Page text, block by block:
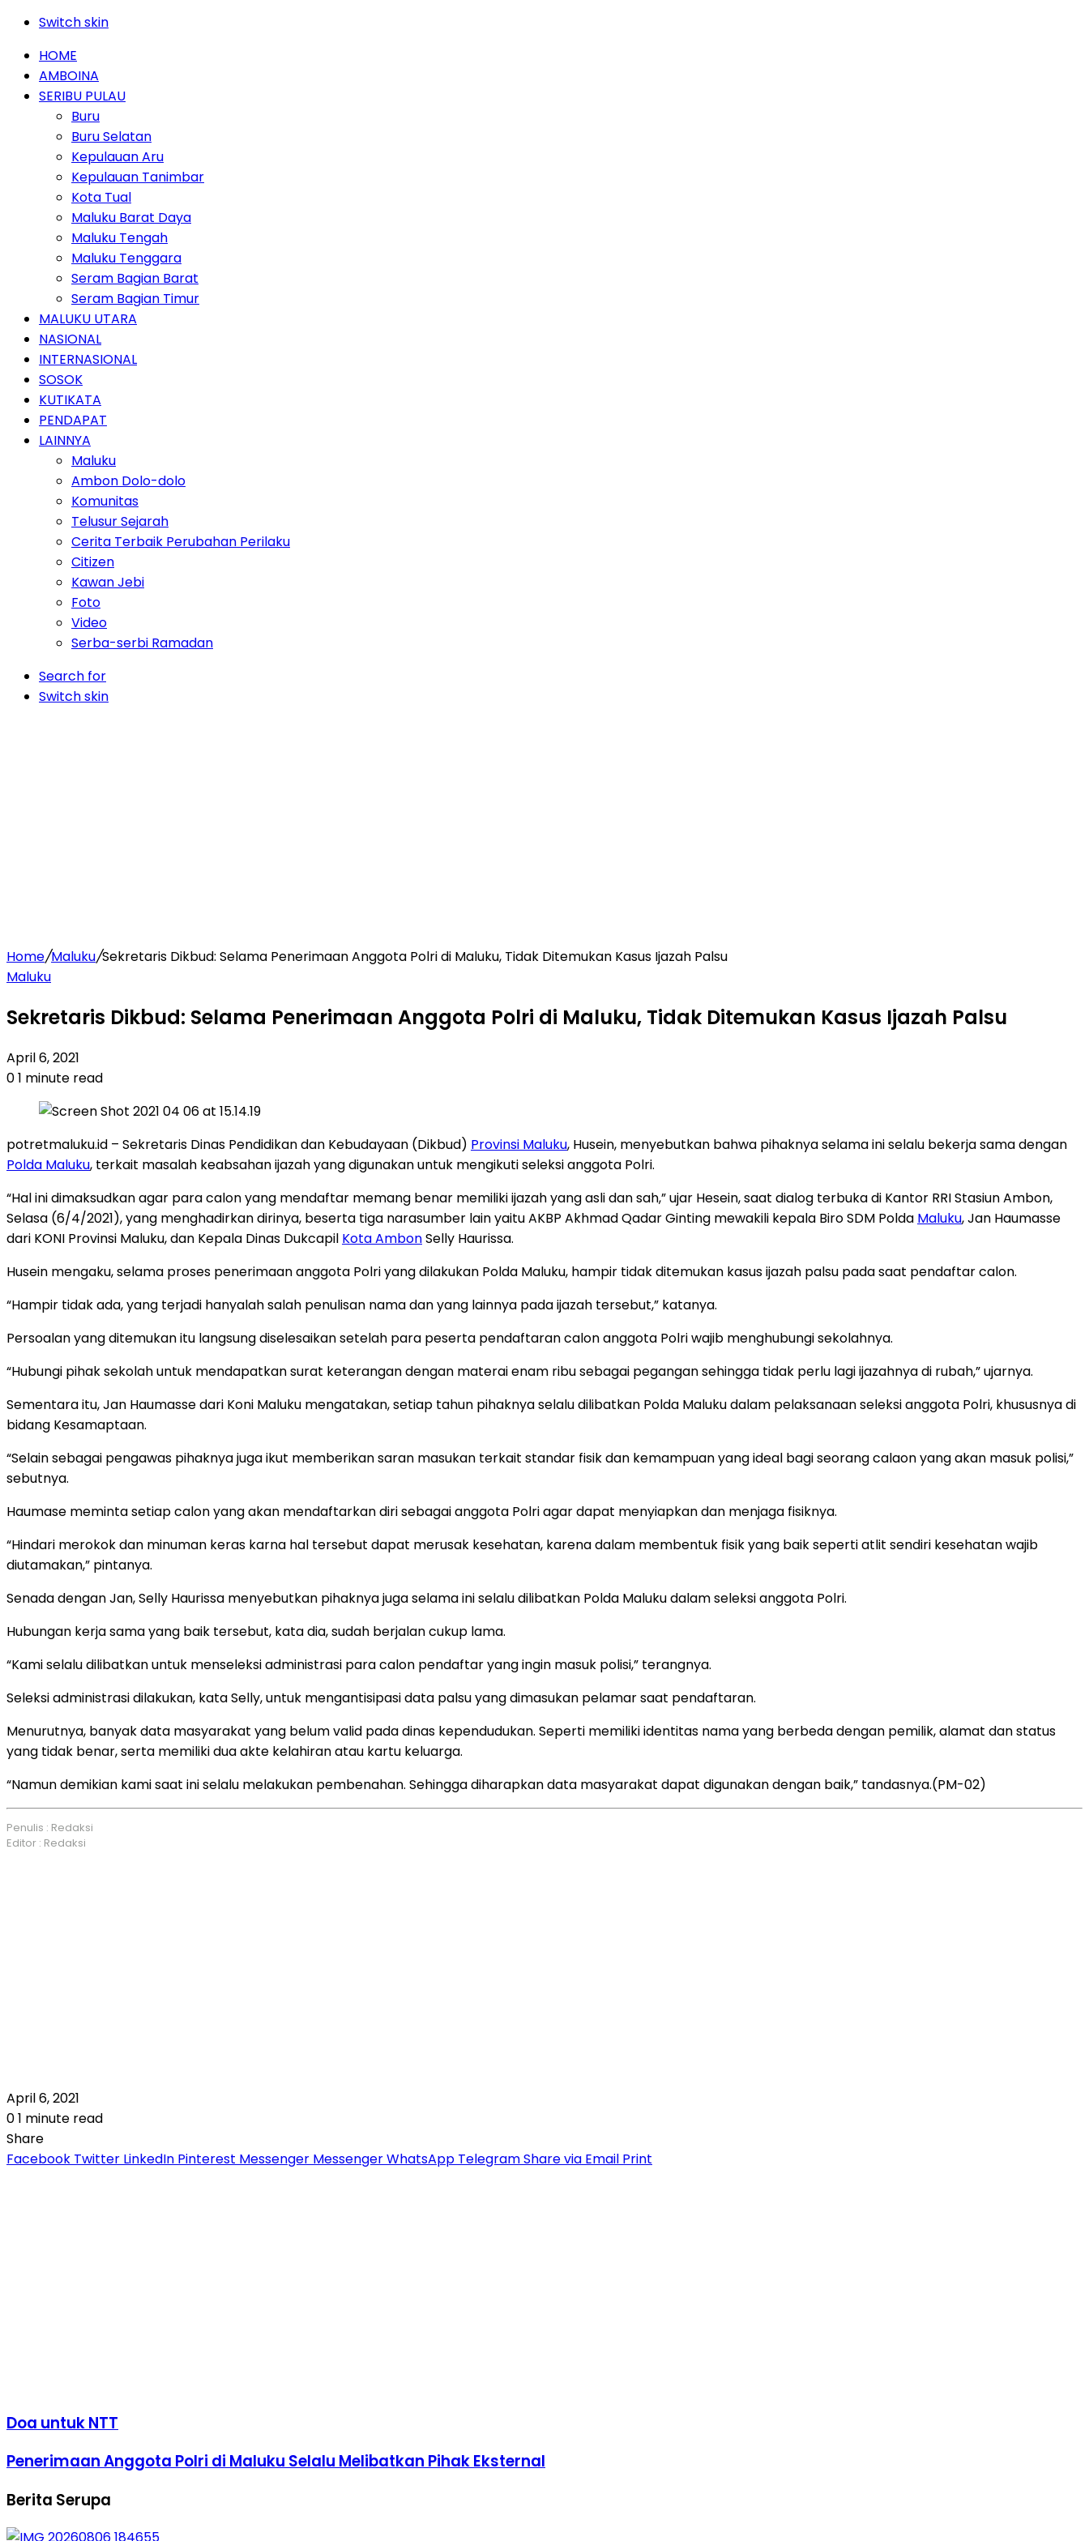
Switch skin
HOME
AMBOINA
SERIBU PULAU
Buru
Buru Selatan
Kepulauan Aru
Kepulauan Tanimbar
Kota Tual
Maluku Barat Daya
Maluku Tengah
Maluku Tenggara
Seram Bagian Barat
Seram Bagian Timur
MALUKU UTARA
NASIONAL
INTERNASIONAL
SOSOK
KUTIKATA
PENDAPAT
LAINNYA
Maluku
Ambon Dolo-dolo
Komunitas
Telusur Sejarah
Cerita Terbaik Perubahan Perilaku
Citizen
Kawan Jebi
Foto
Video
Serba-serbi Ramadan
Search for
Switch skin
Home/Maluku/Sekretaris Dikbud: Selama Penerimaan Anggota Polri di Maluku, Tidak Ditemukan Kasus Ijazah Palsu
Maluku
Sekretaris Dikbud: Selama Penerimaan Anggota Polri di Maluku, Tidak Ditemukan Kasus Ijazah Palsu
April 6, 2021
01 minute read
potretmaluku.id – Sekretaris Dinas Pendidikan dan Kebudayaan (Dikbud) Provinsi Maluku, Husein, menyebutkan bahwa pihaknya selama ini selalu bekerja sama dengan
Polda Maluku, terkait masalah keabsahan ijazah yang digunakan untuk mengikuti seleksi anggota Polri.
“Hal ini dimaksudkan agar para calon yang mendaftar memang benar memiliki ijazah yang asli dan sah,” ujar Hesein, saat dialog terbuka di Kantor RRI Stasiun Ambon,
Selasa (6/4/2021), yang menghadirkan dirinya, beserta tiga narasumber lain yaitu AKBP Akhmad Qadar Ginting mewakili kepala Biro SDM Polda Maluku, Jan Haumasse
dari KONI Provinsi Maluku, dan Kepala Dinas Dukcapil Kota AmbonSelly Haurissa.
Husein mengaku, selama proses penerimaan anggota Polri yang dilakukan Polda Maluku, hampir tidak ditemukan kasus ijazah palsu pada saat pendaftar calon.
“Hampir tidak ada, yang terjadi hanyalah salah penulisan nama dan yang lainnya pada ijazah tersebut,” katanya.
Persoalan yang ditemukan itu langsung diselesaikan setelah para peserta pendaftaran calon anggota Polri wajib menghubungi sekolahnya.
“Hubungi pihak sekolah untuk mendapatkan surat keterangan dengan materai enam ribu sebagai pegangan sehingga tidak perlu lagi ijazahnya di rubah,” ujarnya.
Sementara itu, Jan Haumasse dari Koni Maluku mengatakan, setiap tahun pihaknya selalu dilibatkan Polda Maluku dalam pelaksanaan seleksi anggota Polri, khususnya di
bidang Kesamaptaan.
“Selain sebagai pengawas pihaknya juga ikut memberikan saran masukan terkait standar fisik dan kemampuan yang ideal bagi seorang calaon yang akan masuk polisi,”
sebutnya.
Haumase meminta setiap calon yang akan mendaftarkan diri sebagai anggota Polri agar dapat menyiapkan dan menjaga fisiknya.
“Hindari merokok dan minuman keras karna hal tersebut dapat merusak kesehatan, karena dalam membentuk fisik yang baik seperti atlit sendiri kesehatan wajib
diutamakan,” pintanya.
Senada dengan Jan, Selly Haurissa menyebutkan pihaknya juga selama ini selalu dilibatkan Polda Maluku dalam seleksi anggota Polri.
Hubungan kerja sama yang baik tersebut, kata dia, sudah berjalan cukup lama.
“Kami selalu dilibatkan untuk menseleksi administrasi para calon pendaftar yang ingin masuk polisi,” terangnya.
Seleksi administrasi dilakukan, kata Selly, untuk mengantisipasi data palsu yang dimasukan pelamar saat pendaftaran.
Menurutnya, banyak data masyarakat yang belum valid pada dinas kependudukan. Seperti memiliki identitas nama yang berbeda dengan pemilik, alamat dan status
yang tidak benar, serta memiliki dua akte kelahiran atau kartu keluarga.
“Namun demikian kami saat ini selalu melakukan pembenahan. Sehingga diharapkan data masyarakat dapat digunakan dengan baik,” tandasnya.(PM-02)
Penulis : Redaksi
Editor : Redaksi
April 6, 2021
01 minute read
Share
Facebook Twitter LinkedIn Pinterest Messenger MessengerWhatsApp TelegramShare via Email Print
Doa untuk NTT
Penerimaan Anggota Polri di Maluku Selalu Melibatkan Pihak Eksternal
Berita Serupa